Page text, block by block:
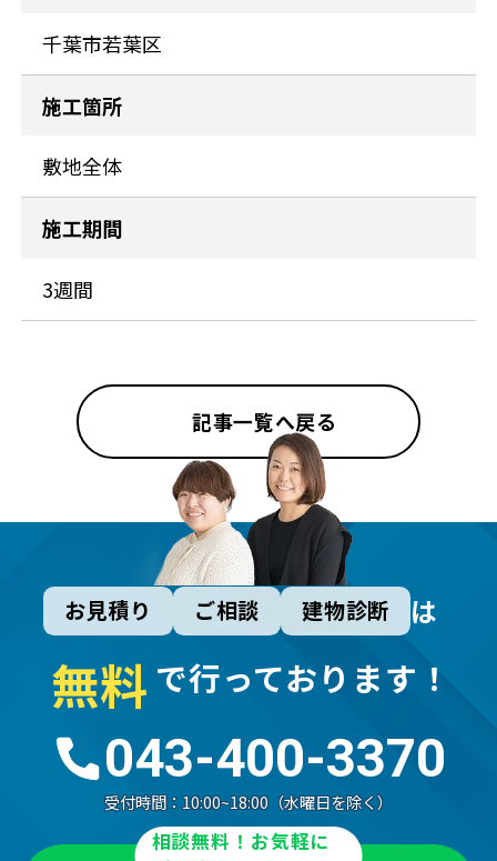
千葉市若葉区
施工箇所
敷地全体
施工期間
3週間
記事一覧へ戻る
お見積り ご相談 建物診断 は
無料 で行っております！
043-400-3370
受付時間： 10:00~18:00（水曜日を除く）
相談無料！お気軽に